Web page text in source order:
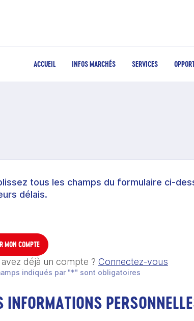
ACCUEIL INFOS MARCHÉS SERVICES
tous les champs du formulaire ci-
délais.
MON COMPTE
déjà un compte ? Connectez-vous
indiqués par "*" sont obligatoires
INFORMATIONS